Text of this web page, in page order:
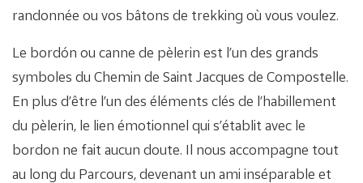
randonnée ou vos bâtons de trekking où vous voulez.
Le bordón ou canne de pèlerin est l’un des grands
symboles du Chemin de Saint Jacques de Compostelle.
En plus d’être l’un des éléments clés de l’habillement
du pèlerin, le lien émotionnel qui s’établit avec le
bordon ne fait aucun doute. Il nous accompagne tout
au long du Parcours, devenant un ami inséparable et